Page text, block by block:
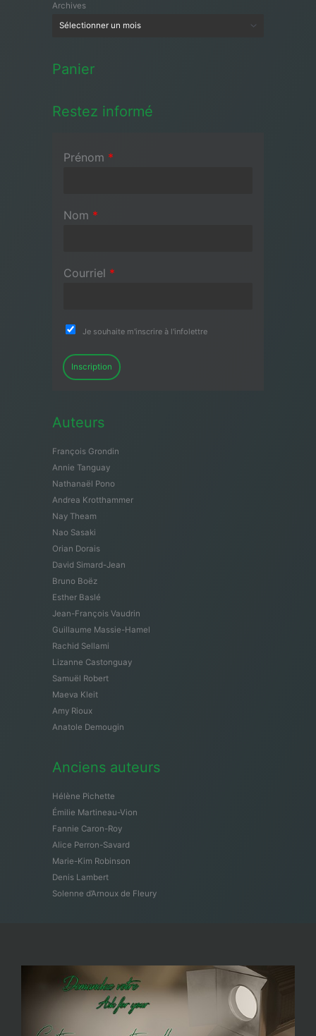
Archives
Panier
Restez informé
Prénom *
Nom *
Courriel *
Je souhaite m'inscrire à l'infolettre
Inscription
Auteurs
François Grondin
Annie Tanguay
Nathanaël Pono
Andrea Krotthammer
Nay Theam
Nao Sasaki
Orian Dorais
David Simard-Jean
Bruno Boëz
Esther Baslé
Jean-François Vaudrin
Guillaume Massie-Hamel
Rachid Sellami
Lizanne Castonguay
Samuël Robert
Maeva Kleit
Amy Rioux
Anatole Demougin
Anciens auteurs
Hélène Pichette
Émilie Martineau-Vion
Fannie Caron-Roy
Alice Perron-Savard
Marie-Kim Robinson
Denis Lambert
Solenne d’Arnoux de Fleury